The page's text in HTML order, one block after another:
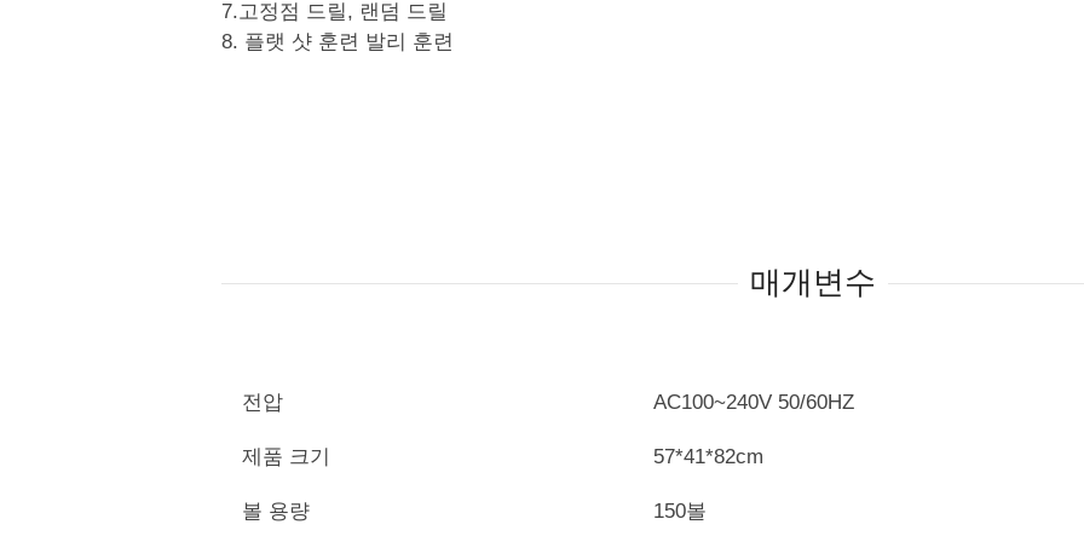
7.고정점 드릴, 랜덤 드릴
8. 플랫 샷 훈련 발리 훈련
매개변수
전압 AC100~240V 50/60HZ
제품 크기 57*41*82cm
볼 용량 150볼